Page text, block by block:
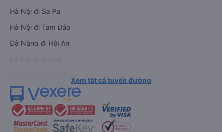
Hà Nội đi Sa Pa
Hà Nội đi Tam Đảo
Đà Nẵng đi Hội An
Xem tất cả tuyến đường